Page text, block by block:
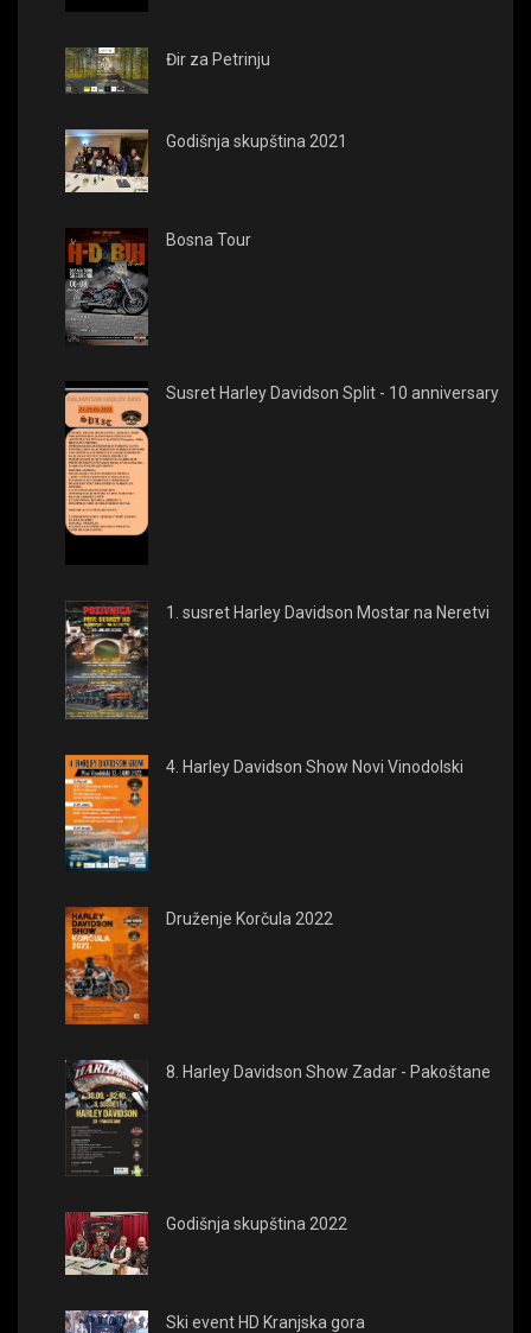
Đir za Petrinju
Godišnja skupština 2021
Bosna Tour
Susret Harley Davidson Split - 10 anniversary
1. susret Harley Davidson Mostar na Neretvi
4. Harley Davidson Show Novi Vinodolski
Druženje Korčula 2022
8. Harley Davidson Show Zadar - Pakoštane
Godišnja skupština 2022
Ski event HD Kranjska gora